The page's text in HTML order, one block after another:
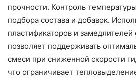
прочности. Контроль
подбора состава и добавок.
пластификаторов и замедлителей
позволяет поддерживать
смеси при сниженной скорости
что ограничивает